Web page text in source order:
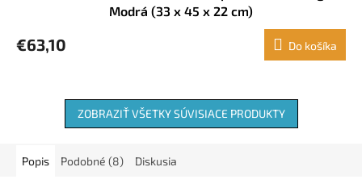
Modrá (33 x 45 x 22 cm)
€63,10 Do košíka
ZOBRAZIŤ VŠETKY SÚVISIACE PRODUKTY
Popis Podobné (8) Diskusia